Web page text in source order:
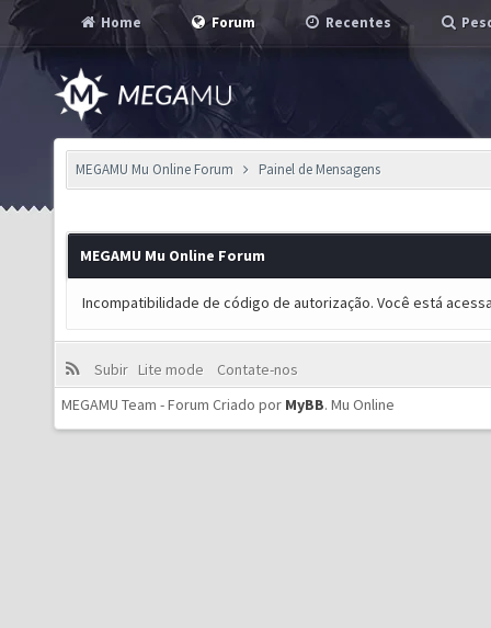
Home Forum Recentes
MEGAMU Mu Online Forum Painel de Mensagens
MEGAMU Mu Online Forum
Incompatibilidade de código de autorização. Você está
Subir Lite mode
Contate-nos
MEGAMU Team - Forum Criado por MyBB. Mu Online